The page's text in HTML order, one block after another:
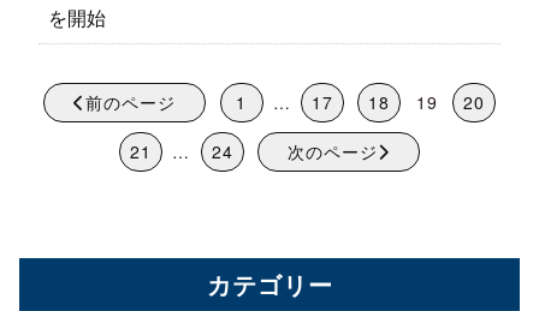
を開始
前のページ 1 … 17 18 19 20
21 … 24 次のページ
カテゴリー